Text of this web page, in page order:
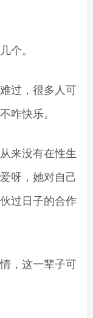
个。
过，很多人可
咋快乐。
来没有在性生
呀，她对自己
过日子的合作
，这一辈子可